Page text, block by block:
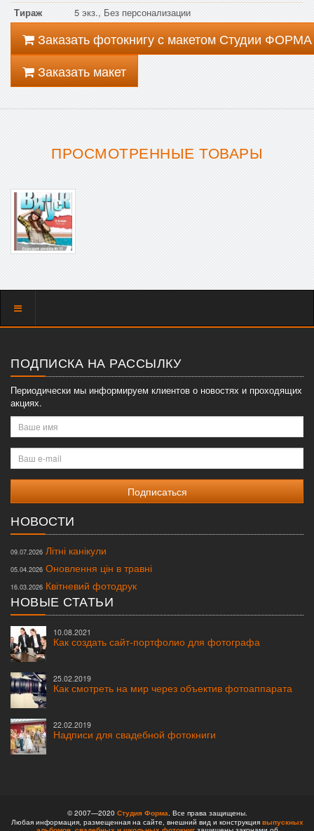
Тираж
5 экз., Без персонализации
Заказать фотокнигу с макетом Студии ФОРМА
Заказать макет
ПРОСМОТРЕННЫЕ ТОВАРЫ
Показать
ПОДПИСКА НА РАССЫЛКУ
Периодически мы информируем клиентов о новостях и проходящих
акциях.
Ваше
имя
Ваш
e-
mail
НОВОСТИ
09.07.2026 Літні канікули
05.04.2026 Оновлення цін в травні
16.03.2026 Квітневий фотодрук
НОВЫЕ СТАТЬИ
10.08.2021
Как создать сайт-портфолио для фотографа
25.02.2019
Как смотреть на мир через объектив фотоаппарата
22.02.2019
Надписи для свадебной фотокниги
© 2007—2020 Студия Форма . Все права защищены.
Любая информация, размещенная на сайте, внешний вид и конструкция выпускных